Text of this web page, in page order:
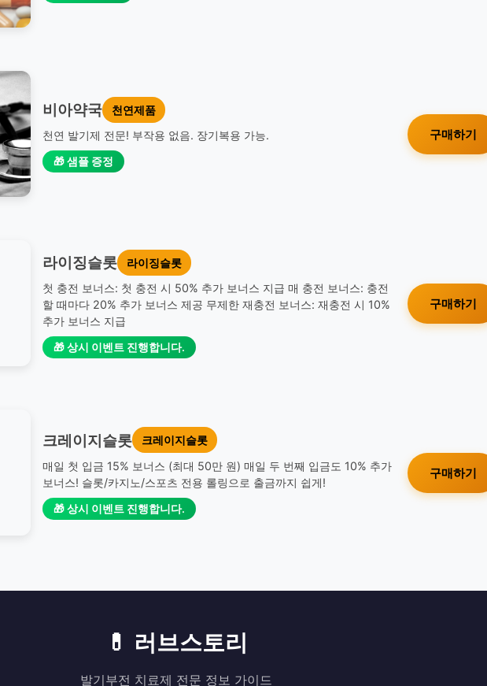
비아약국
천연제품
천연 발기제 전문! 부작용 없음. 장기복용 가능.
🎁 샘플 증정
구매하기
라이징슬롯
라이징슬롯
첫 충전 보너스: 첫 충전 시 50% 추가 보너스 지급 매 충전 보너스: 충전
할 때마다 20% 추가 보너스 제공 무제한 재충전 보너스: 재충전 시 10%
추가 보너스 지급
🎁 상시 이벤트 진행합니다.
구매하기
크레이지슬롯
크레이지슬롯
매일 첫 입금 15% 보너스 (최대 50만 원) 매일 두 번째 입금도 10% 추가
보너스! 슬롯/카지노/스포츠 전용 롤링으로 출금까지 쉽게!
🎁 상시 이벤트 진행합니다.
구매하기
💊 러브스토리
발기부전 치료제 전문 정보 가이드